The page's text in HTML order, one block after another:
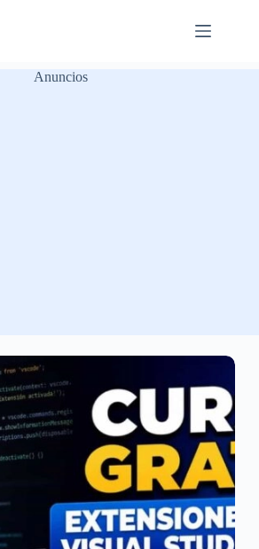
Anuncios